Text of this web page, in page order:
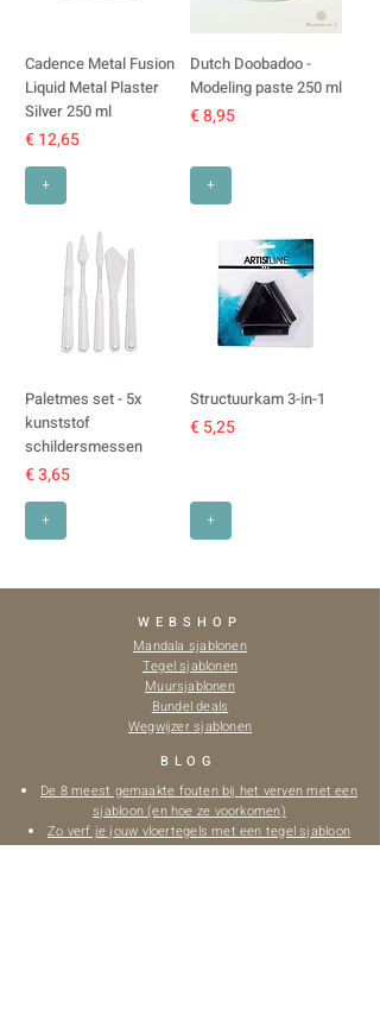
Cadence Metal Fusion
Liquid Metal Plaster
Silver 250 ml
Prijs
€ 12,65
+
Dutch Doobadoo -
Modeling paste 250 ml
Prijs
€ 8,95
+
Paletmes set - 5x
kunststof
schildersmessen
Prijs
€ 3,65
+
Structuurkam 3-in-1
Prijs
€ 5,25
+
WEBSHOP
Mandala sjablonen
Tegel sjablonen
Muursjablonen
Bundel deals
Wegwijzer sjablonen
BLOG
De 8 meest gemaakte fouten bij het verven met een
sjabloon (en hoe ze voorkomen)
Zo verf je jouw vloertegels met een tegel sjabloon
IKEA meubels omtoveren (INSPIRATIE)